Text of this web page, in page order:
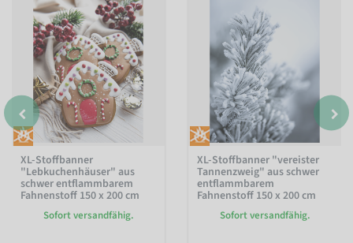
XL-Stoffbanner
"Lebkuchenhäuser" aus
schwer entflammbarem
Fahnenstoff 150 x 200 cm
Sofort versandfähig.
XL-Stoffbanner "vereister
Tannenzweig" aus schwer
entflammbarem
Fahnenstoff 150 x 200 cm
Sofort versandfähig.